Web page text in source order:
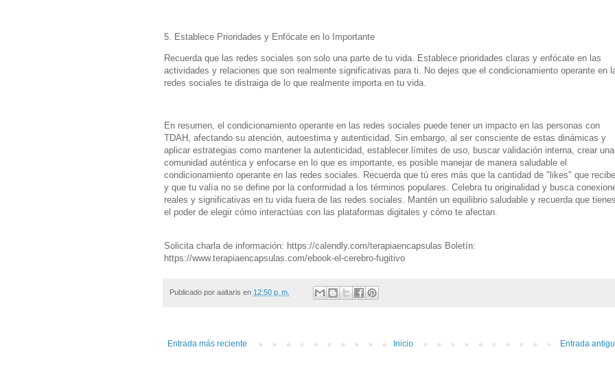
5. Establece Prioridades y Enfócate en lo Importante
Recuerda que las redes sociales son solo una parte de tu vida. Establece prioridades claras y enfócate en las
actividades y relaciones que son realmente significativas para ti. No dejes que el condicionamiento operante en
redes sociales te distraiga de lo que realmente importa en tu vida.
En resumen, el condicionamiento operante en las redes sociales puede tener un impacto en las personas con
TDAH, afectando su atención, autoestima y autenticidad. Sin embargo, al ser consciente de estas dinámicas y
aplicar estrategias como mantener la autenticidad, establecer límites de uso, buscar validación interna, crear una
comunidad auténtica y enfocarse en lo que es importante, es posible manejar de manera saludable el
condicionamiento operante en las redes sociales. Recuerda que tú eres más que la cantidad de "likes" que
y que tu valía no se define por la conformidad a los términos populares. Celebra tu originalidad y busca
reales y significativas en tu vida fuera de las redes sociales. Mantén un equilibrio saludable y recuerda que
el poder de elegir cómo interactúas con las plataformas digitales y cómo te afectan.
Solicita charla de información: https://calendly.com/terapiaencapsulas Boletín:
https://www.terapiaencapsulas.com/ebook-el-cerebro-fugitivo
Publicado por aaltaris en 12:50 p. m.
Entrada más reciente Entrada
Inicio